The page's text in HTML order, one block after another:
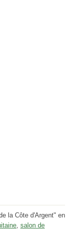
la Côte d'Argent" en
, salon de